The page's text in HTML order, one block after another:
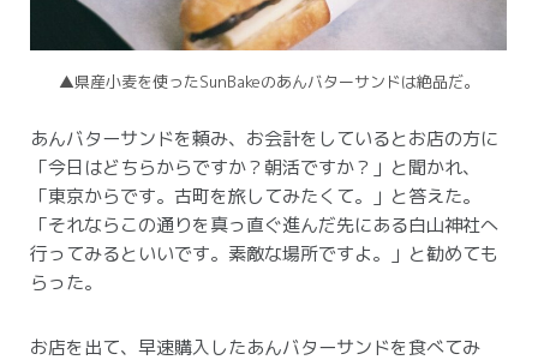
▲県産小麦を使ったSunBakeのあんバターサンドは絶品だ。
あんバターサンドを頼み、お会計をしているとお店の方に
「今日はどちらからですか？朝活ですか？」と聞かれ、
「東京からです。古町を旅してみたくて。」と答えた。
「それならこの通りを真っ直ぐ進んだ先にある白山神社へ
行ってみるといいです。素敵な場所ですよ。」と勧めても
らった。
お店を出て、早速購入したあんバターサンドを食べてみ